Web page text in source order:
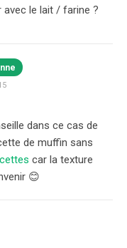
avec le lait / farine ?
dans ce cas de
de muffin sans
car la texture
😊